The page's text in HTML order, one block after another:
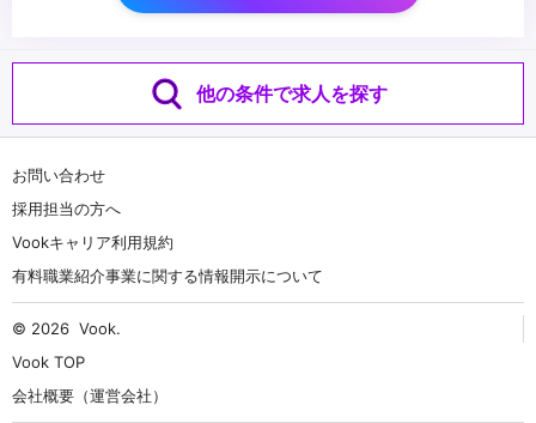
他の条件で求人を探す
お問い合わせ
採用担当の方へ
Vookキャリア利用規約
有料職業紹介事業に関する情報開示について
© 2026 Vook.
Vook TOP
会社概要（運営会社）